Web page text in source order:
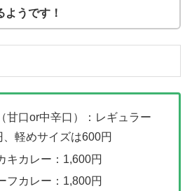
ようです！
甘口or中辛口）：レギュラー
軽めサイズは600円
キカレー：1,600円
フカレー：1,800円